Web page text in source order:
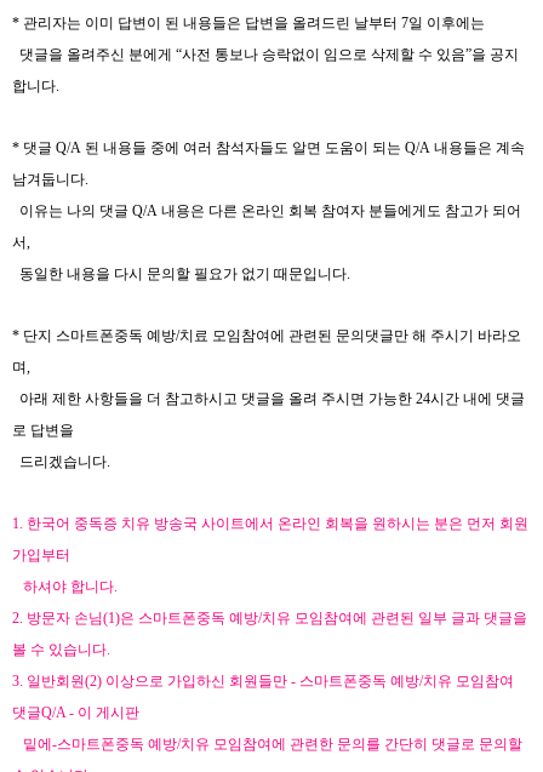
* 관리자는 이미 답변이 된 내용들은 답변을 올려드린 날부터 7일 이후에는
댓글을 올려주신 분에게 “사전 통보나 승락없이 임으로 삭제할 수 있음”을 공지
합니다.
* 댓글 Q/A 된 내용들 중에 여러 참석자들도 알면 도움이 되는 Q/A 내용들은 계속
남겨둡니다.
이유는 나의 댓글 Q/A 내용은 다른 온라인 회복 참여자 분들에게도 참고가 되어
서,
동일한 내용을 다시 문의할 필요가 없기 때문입니다.
* 단지 스마트폰중독 예방/치료 모임참여에 관련된 문의댓글만 해 주시기 바라오
며,
아래 제한 사항들을 더 참고하시고 댓글을 올려 주시면 가능한 24시간 내에 댓글
로 답변을
드리겠습니다.
1. 한국어 중독증 치유 방송국 사이트에서 온라인 회복을 원하시는 분은 먼저 회원
가입부터
하셔야 합니다.
2. 방문자 손님(1)은 스마트폰중독 예방/치유 모임참여에 관련된 일부 글과 댓글을
볼 수 있습니다.
3. 일반회원(2) 이상으로 가입하신 회원들만 - 스마트폰중독 예방/치유 모임참여
댓글Q/A - 이 게시판
밑에 -스마트폰중독 예방/치유 모임참여에 관련한 문의를 간단히 댓글로 문의할